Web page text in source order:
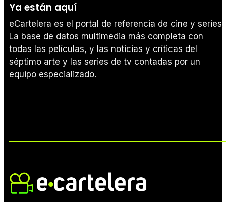
Ya están aquí
eCartelera es el portal de referencia de cine y series.
La base de datos multimedia más completa con
todas las películas, y las noticias y críticas del
séptimo arte y las series de tv contadas por un
equipo especializado.